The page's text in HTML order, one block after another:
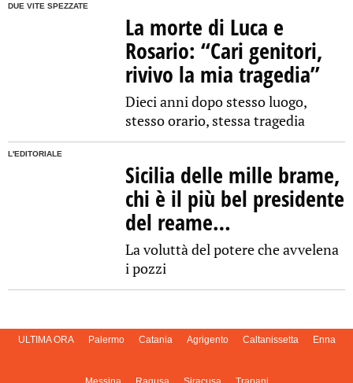
DUE VITE SPEZZATE
La morte di Luca e
Rosario: “Cari genitori,
rivivo la mia tragedia”
Dieci anni dopo stesso luogo,
stesso orario, stessa tragedia
L'EDITORIALE
Sicilia delle mille brame,
chi è il più bel presidente
del reame…
La voluttà del potere che avvelena
i pozzi
ULTIMA ORA Palermo Catania Agrigento Caltanissetta Enna